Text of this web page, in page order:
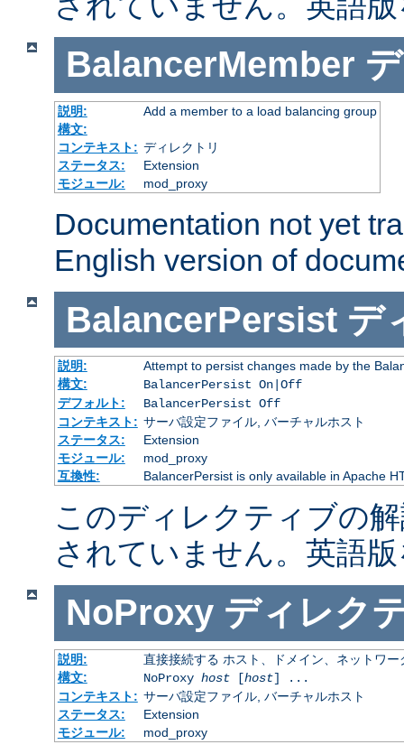
BalancerMember
説明:
Add a member to a load balancing group
構文:
コンテキスト: ディレクトリ
ステータス:
Extension
モジュール:
mod_proxy
Documentation not yet
English version of
BalancerPersist デ
説明:
Attempt to persist changes made by the
構文:
BalancerPersist On|Off
デフォルト:
BalancerPersist Off
コンテキスト: サーバ設定ファイル, バーチャルホスト
ステータス:
Extension
モジュール:
mod_proxy
互換性:
BalancerPersist is only available in Apache
このディレクティブの
されていません。英語
NoProxy ディレク
説明:
直接接続する ホスト、ドメイン、ネットワー
構文:
NoProxy host[host] ...
コンテキスト: サーバ設定ファイル, バーチャルホスト
ステータス:
Extension
モジュール:
mod_proxy